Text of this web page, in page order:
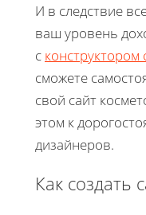
И в следствие
ваш уровень
с конструктором
сможете
свой сайт
этом к
дизайнеров.
Как создать